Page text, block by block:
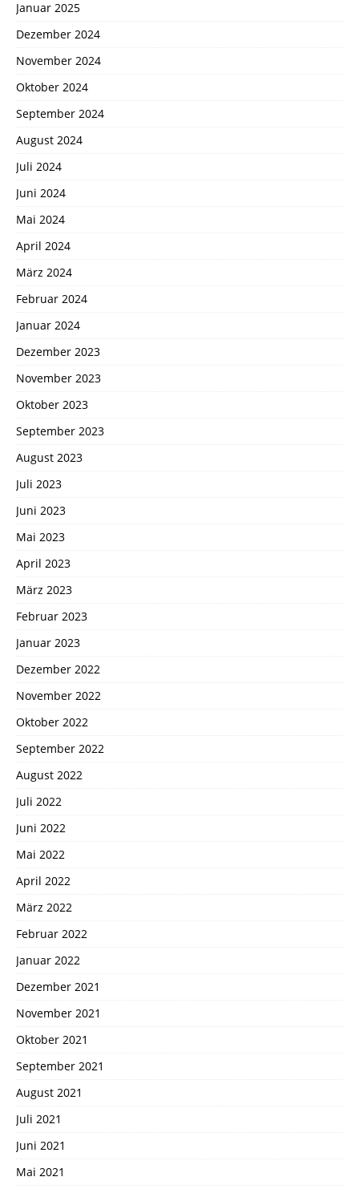
Januar 2025
Dezember 2024
November 2024
Oktober 2024
September 2024
August 2024
Juli 2024
Juni 2024
Mai 2024
April 2024
März 2024
Februar 2024
Januar 2024
Dezember 2023
November 2023
Oktober 2023
September 2023
August 2023
Juli 2023
Juni 2023
Mai 2023
April 2023
März 2023
Februar 2023
Januar 2023
Dezember 2022
November 2022
Oktober 2022
September 2022
August 2022
Juli 2022
Juni 2022
Mai 2022
April 2022
März 2022
Februar 2022
Januar 2022
Dezember 2021
November 2021
Oktober 2021
September 2021
August 2021
Juli 2021
Juni 2021
Mai 2021